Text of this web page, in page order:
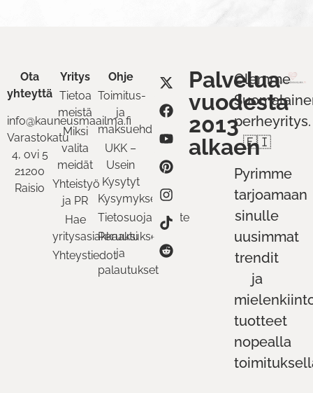
Ota
yhteyttä
info@kauneusmaailma.fi
Varastokatu
4, ovi 5
21200
Raisio
Yritys
Tietoa
meistä
Miksi
valita
meidät
Yhteistyö
ja PR
Hae
yritysasiakkaaksi
Yhteystiedot
Ohje
Toimitus-
ja
maksuehdot
UKK –
Usein
Kysytyt
Kysymykset
Tietosuojaseloste
Peruutukset
ja
palautukset
Palvelua
vuodesta
2013
alkaen
Olemme
perheyritys.
🇫🇮
Pyrimme
tarjoamaan
sinulle
uusimmat
trendit
ja
tuotteet
nopealla